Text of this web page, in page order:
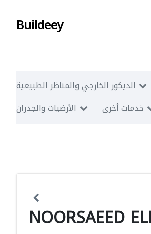
Buildeey
الديكور الخارجي والمناظر الطبيعية
الأرضيات والجدران
خدمات أخرى
NOORSAEED